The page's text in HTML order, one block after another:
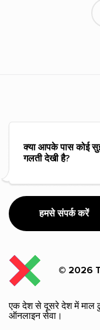
क्या आपके पास कोई
गलती देखी है?
हमसे संपर्क करें
© 2026
एक देश से दूसरे देश में माल
ऑनलाइन सेवा।